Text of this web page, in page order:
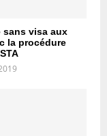
sans visa aux
la procédure